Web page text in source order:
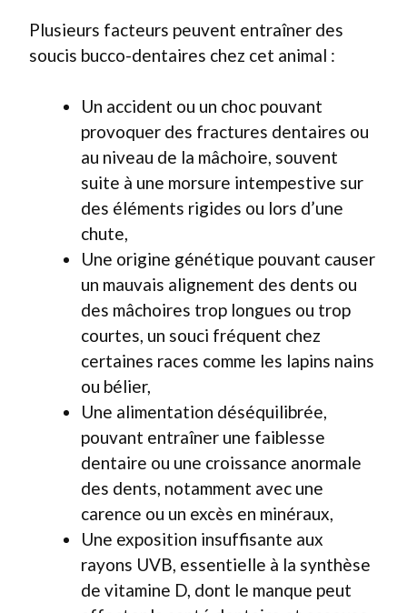
Plusieurs facteurs peuvent entraîner des
soucis bucco-dentaires chez cet animal :
Un accident ou un choc pouvant
provoquer des fractures dentaires ou
au niveau de la mâchoire, souvent
suite à une morsure intempestive sur
des éléments rigides ou lors d’une
chute,
Une origine génétique pouvant causer
un mauvais alignement des dents ou
des mâchoires trop longues ou trop
courtes, un souci fréquent chez
certaines races comme les lapins nains
ou bélier,
Une alimentation déséquilibrée,
pouvant entraîner une faiblesse
dentaire ou une croissance anormale
des dents, notamment avec une
carence ou un excès en minéraux,
Une exposition insuffisante aux
rayons UVB, essentielle à la synthèse
de vitamine D, dont le manque peut